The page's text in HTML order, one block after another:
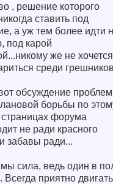
, решение которого
ставить под
а уж тем более идти
под карой
же не
среди
обсуждение
борьбы по
страницах форума
не ради красного
забавы ради...
сила, ведь один в
Всегда приятно